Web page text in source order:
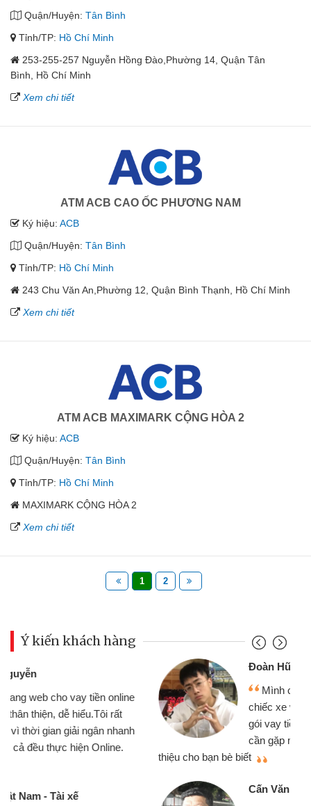
Quận/Huyện: Tân Bình
Tỉnh/TP: Hồ Chí Minh
253-255-257 Nguyễn Hồng Đào,Phường 14, Quận Tân
Bình, Hồ Chí Minh
Xem chi tiết
ATM ACB CAO ỐC PHƯƠNG NAM
Ký hiệu: ACB
Quận/Huyện: Tân Bình
Tỉnh/TP: Hồ Chí Minh
243 Chu Văn An,Phường 12, Quận Bình Thạnh, Hồ Chí Minh
Xem chi tiết
ATM ACB MAXIMARK CỘNG HÒA 2
Ký hiệu: ACB
Quận/Huyện: Tân Bình
Tỉnh/TP: Hồ Chí Minh
MAXIMARK CỘNG HÒA 2
Xem chi tiết
1 2
Ý kiến khách hàng
Đoàn Hữu Cảnh
Mình cần tiền gấp nên định cầm cố
chiếc xe wave nhưng thật may đã có
gói vay tiền bằng CMND online không
cần gặp mặt nên rất tiện lợi, sẽ giới
Cấn Văn Lực - Tạp hóa